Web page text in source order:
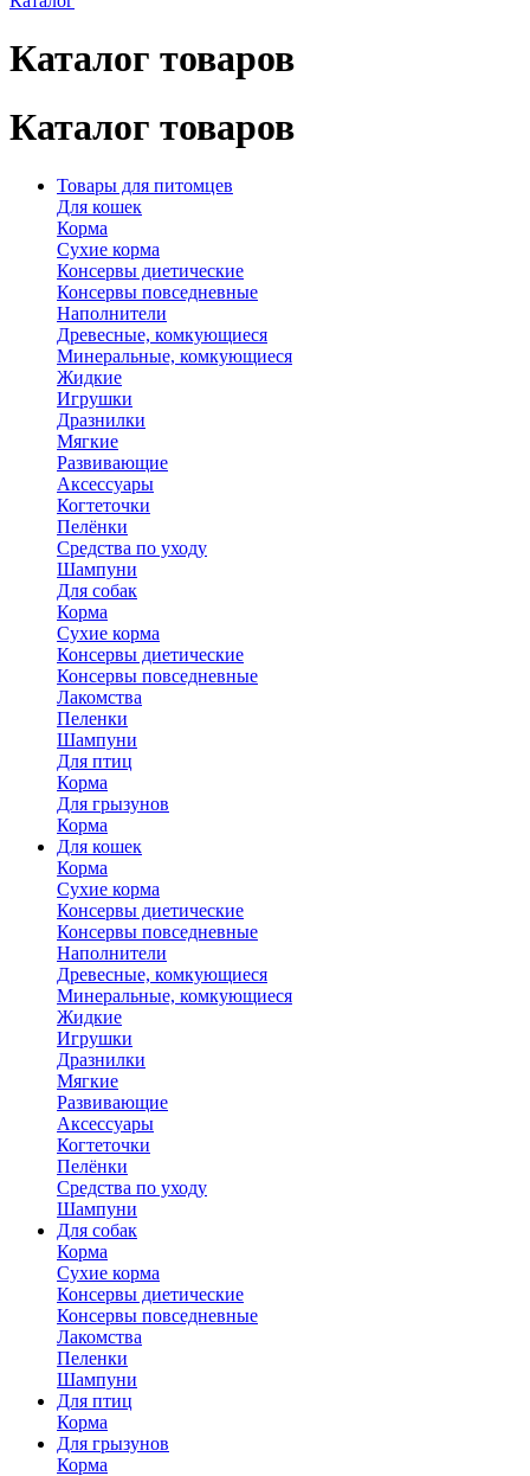
Каталог товаров
Каталог товаров
Товары для питомцев
Для кошек
Корма
Сухие корма
Консервы диетические
Консервы повседневные
Наполнители
Древесные, комкующиеся
Минеральные, комкующиеся
Жидкие
Игрушки
Дразнилки
Мягкие
Развивающие
Аксессуары
Когтеточки
Пелёнки
Средства по уходу
Шампуни
Для собак
Корма
Сухие корма
Консервы диетические
Консервы повседневные
Лакомства
Пеленки
Шампуни
Для птиц
Корма
Для грызунов
Корма
Для кошек
Корма
Сухие корма
Консервы диетические
Консервы повседневные
Наполнители
Древесные, комкующиеся
Минеральные, комкующиеся
Жидкие
Игрушки
Дразнилки
Мягкие
Развивающие
Аксессуары
Когтеточки
Пелёнки
Средства по уходу
Шампуни
Для собак
Корма
Сухие корма
Консервы диетические
Консервы повседневные
Лакомства
Пеленки
Шампуни
Для птиц
Корма
Для грызунов
Корма